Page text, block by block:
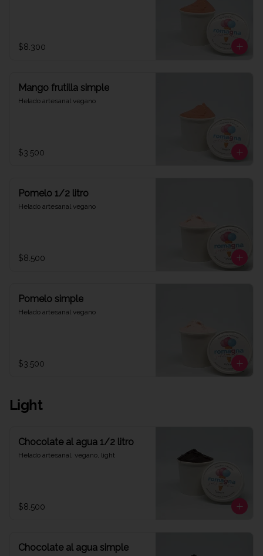
$8.300
Mango frutilla simple
Helado artesanal vegano
$3.500
Pomelo 1/2 litro
Helado artesanal vegano
$8.500
Pomelo simple
Helado artesanal vegano
$3.500
Light
Chocolate al agua 1/2 litro
Helado artesanal, vegano, light
$8.500
Chocolate al agua simple